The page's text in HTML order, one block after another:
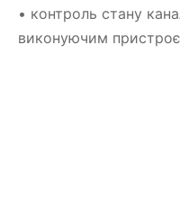
• контроль стану
виконуючим